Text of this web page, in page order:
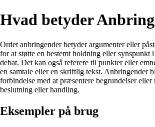
Hvad betyder
Ordet anbringender betyder argumenter eller
for at støtte en bestemt holdning eller synspunkt
debat. Det kan også referere til punkter eller
en samtale eller en skriftlig tekst. Anbringender
forbindelse med at præsentere begrundelser
beslutning eller handling.
Eksempler på brug